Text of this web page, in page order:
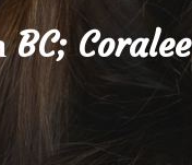
Coralee